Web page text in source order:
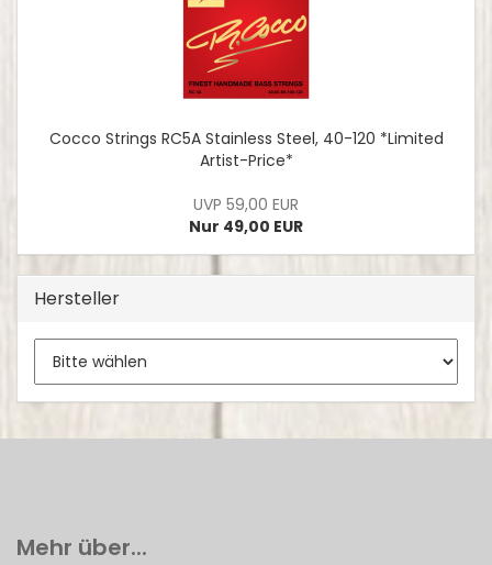
Cocco Strings RC5A Stainless Steel, 40-120 *Limited
Artist-Price*
UVP 59,00 EUR
Nur 49,00 EUR
Hersteller
Mehr über...